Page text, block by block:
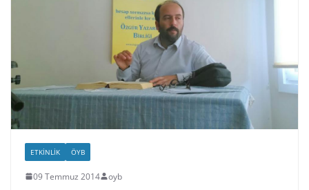
ETKINLIK ÖYB
09 Temmuz 2014 oyb